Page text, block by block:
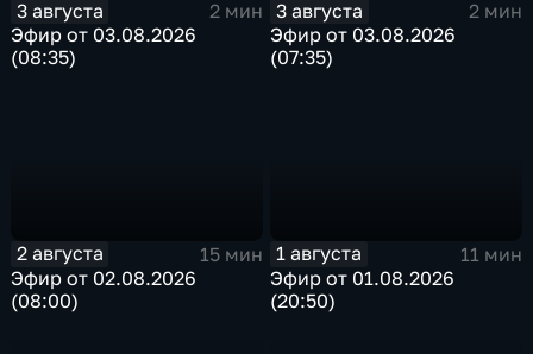
3 августа
2 мин
Эфир от 03.08.2026
(08:35)
3 августа
2 мин
Эфир от 03.08.2026
(07:35)
2 августа
15 мин
Эфир от 02.08.2026
(08:00)
1 августа
11 мин
Эфир от 01.08.2026
(20:50)